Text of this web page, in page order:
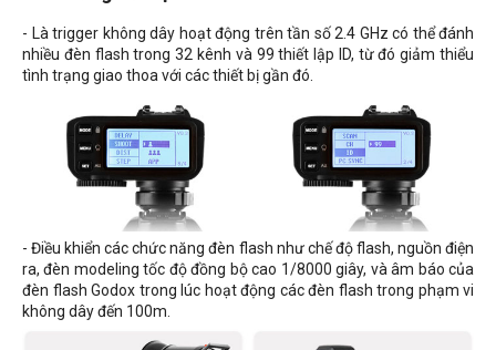
- Là trigger không dây hoạt động trên tần số 2.4 GHz có thể đánh
nhiều đèn flash trong 32 kênh và 99 thiết lập ID, từ đó giảm thiểu
tình trạng giao thoa với các thiết bị gần đó.
- Điều khiển các chức năng đèn flash như chế độ flash, nguồn điện
ra, đèn modeling tốc độ đồng bộ cao 1/8000 giây, và âm báo của
đèn flash Godox trong lúc hoạt động các đèn flash trong phạm vi
không dây đến 100m.